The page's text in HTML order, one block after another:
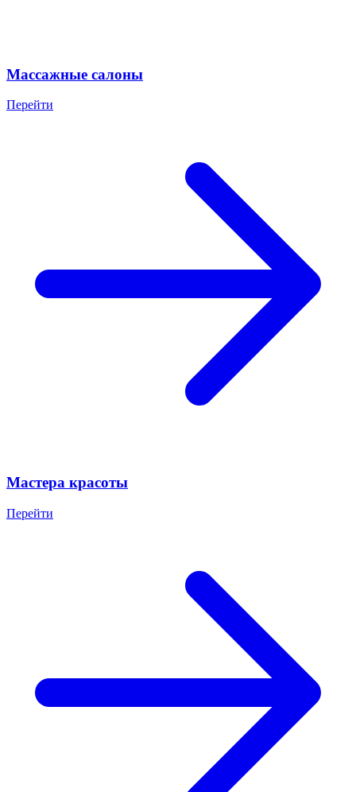
Массажные салоны
Перейти
Мастера красоты
Перейти